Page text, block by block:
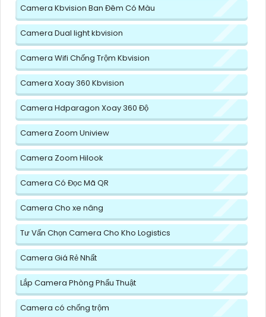
Camera Kbvision Ban Đêm Có Màu
Camera Dual light kbvision
Camera Wifi Chống Trộm Kbvision
Camera Xoay 360 Kbvision
Camera Hdparagon Xoay 360 Độ
Camera Zoom Uniview
Camera Zoom Hilook
Camera Có Đọc Mã QR
Camera Cho xe nâng
Tư Vấn Chọn Camera Cho Kho Logistics
Camera Giá Rẻ Nhất
Lắp Camera Phòng Phẩu Thuật
Camera có chống trộm